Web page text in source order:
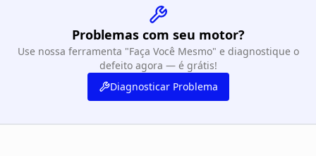
Problemas com seu motor?
Use nossa ferramenta "Faça Você Mesmo" e diagnostique o
defeito agora — é grátis!
Diagnosticar Problema